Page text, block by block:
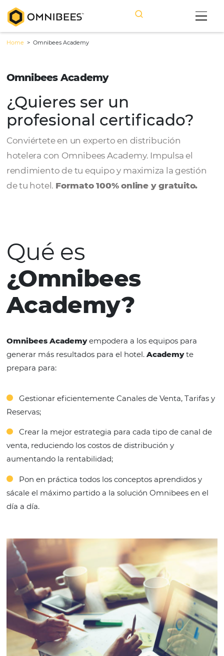
¿Quieres ser un
profesional
Conviértete en un experto en distribución
hotelera con Omnibees Academy. Impulsa
Qué es
¿Omnibees
Academy?
Omnibees Academyempodera a los equipos
generar más resultados para el hotel.
prepara para:
Reservas;
Crear la mejor estrategia para cada tipo de
aumentando la rentabilidad;
Pon en práctica todos los conceptos
sácale el máximo partido a la solución Omnibees
día a día.